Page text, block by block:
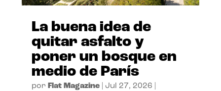
La buena idea de
quitar asfalto y
poner un bosque en
medio de París
por Flat Magazine| Jul 27, 2026